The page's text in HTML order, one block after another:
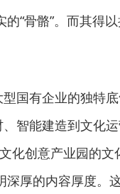
“骨骼”。而其得
国有企业的独特
智能建造到文化
化创意产业园的
深厚的内容厚度。